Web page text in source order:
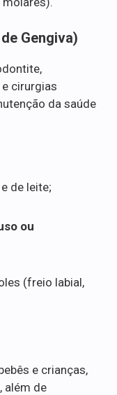
Gengiva)
cirurgias
da saúde
de leite;
ou
(freio labial,
e crianças,
além de